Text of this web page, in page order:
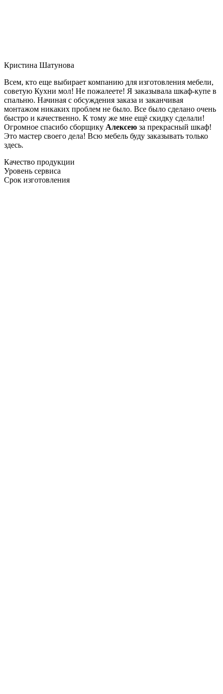
Кристина Шатунова
Всем, кто еще выбирает компанию для изготовления мебели,
советую Кухни мол! Не пожалеете! Я заказывала шкаф-купе в
спальню. Начиная с обсуждения заказа и заканчивая
монтажом никаких проблем не было. Все было сделано очень
быстро и качественно. К тому же мне ещё скидку сделали!
Огромное спасибо сборщику Алексею за прекрасный шкаф!
Это мастер своего дела! Всю мебель буду заказывать только
здесь.
Качество продукции
Уровень сервиса
Срок изготовления